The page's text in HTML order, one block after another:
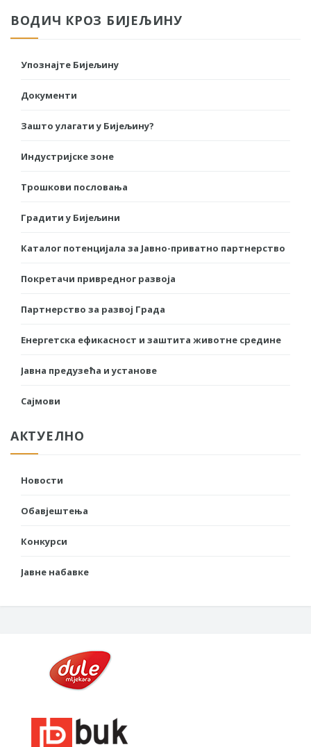
ВОДИЧ КРОЗ БИЈЕЉИНУ
Упознајте Бијељину
Документи
Зашто улагати у Бијељину?
Индустријске зоне
Трошкови пословања
Градити у Бијељини
Каталог потенцијала за Јавно-приватно партнерство
Покретачи привредног развоја
Партнерство за развој Града
Енергетска ефикасност и заштита животне средине
Јавна предузећа и установе
Сајмови
АКТУЕЛНО
Новости
Обавјештења
Конкурси
Јавне набавке